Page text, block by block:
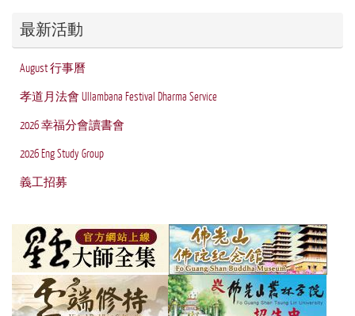
最新活動
August 行事曆
孝道月法會 Ullambana Festival Dharma Service
2026 幸福分會讀書會
2026 Eng Study Group
義工招募